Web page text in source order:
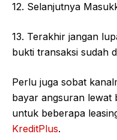
12. Selanjutnya
13. Terakhir jangan
bukti transaksi sudah
Perlu juga sobat
bayar angsuran lewat
untuk beberapa
KreditPlus.